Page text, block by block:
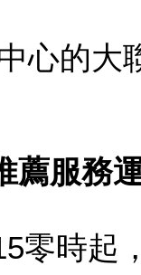
心的大
薦服務
零時起